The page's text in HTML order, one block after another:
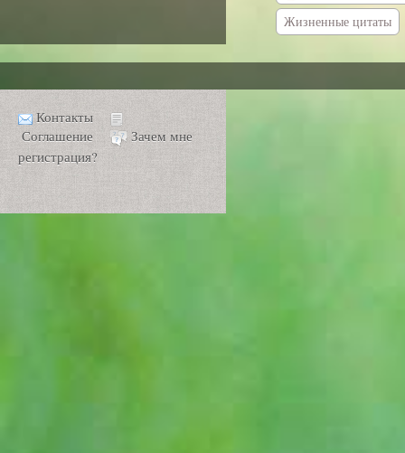
Жизненные цитаты
Контакты
Соглашение
Зачем мне
регистрация?